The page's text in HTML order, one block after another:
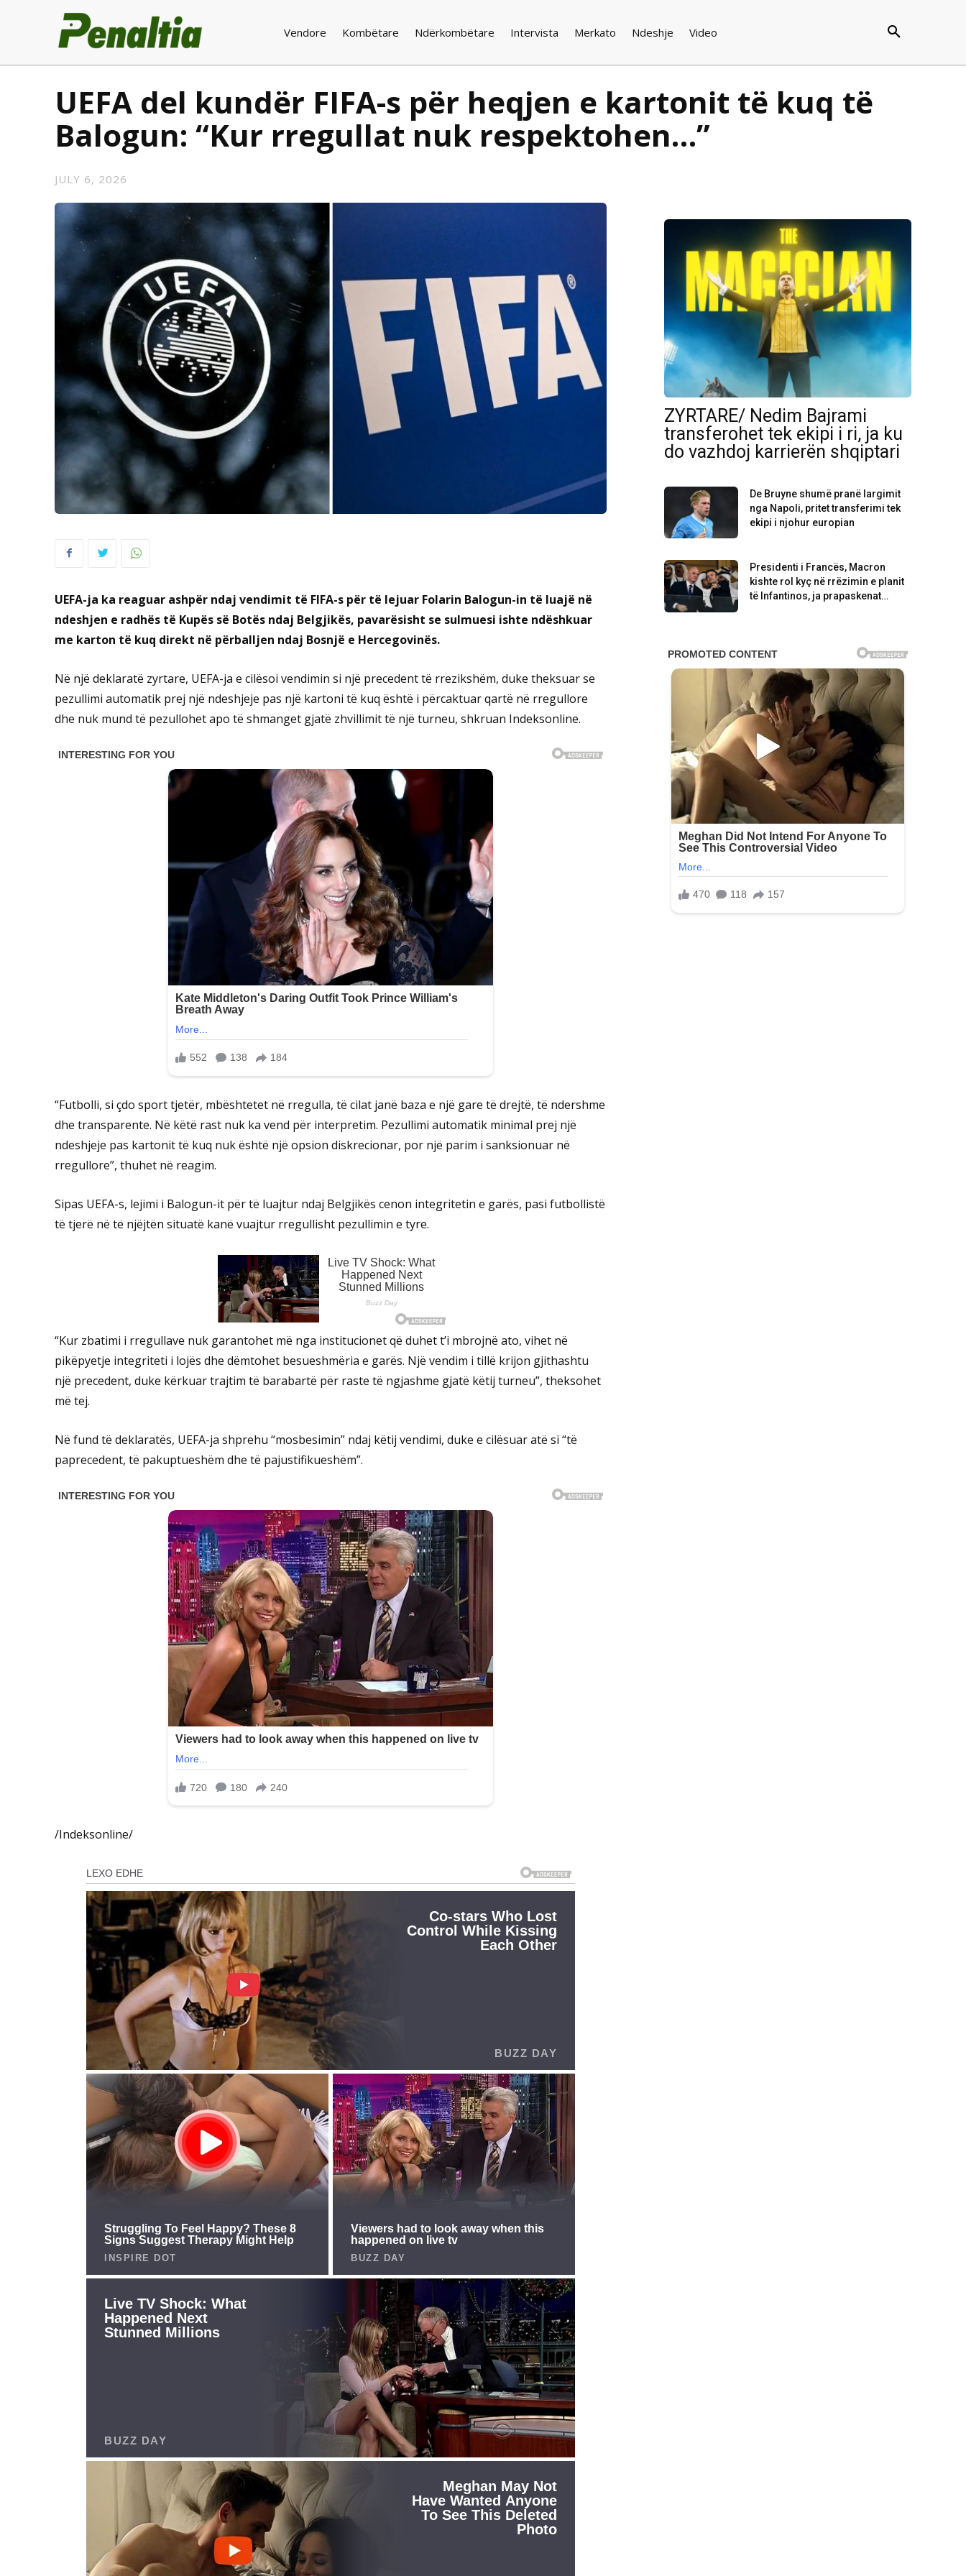
Vendore Kombëtare Ndërkombëtare Intervista Merkato Ndeshje Video
UEFA del kundër FIFA-s për heqjen e kartonit të kuq të
Balogun: “Kur rregullat nuk respektohen…”
JULY 6, 2026
UEFA-ja ka reaguar ashpër ndaj vendimit të FIFA-s për të lejuar Folarin Balogun-in të luajë në
ndeshjen e radhës të Kupës së Botës ndaj Belgjikës, pavarësisht se sulmuesi ishte ndëshkuar
me karton të kuq direkt në përballjen ndaj Bosnjë e Hercegovinës.
Në një deklaratë zyrtare, UEFA-ja e cilësoi vendimin si një precedent të rrezikshëm, duke theksuar se
pezullimi automatik prej një ndeshjeje pas një kartoni të kuq është i përcaktuar qartë në rregullore
dhe nuk mund të pezullohet apo të shmanget gjatë zhvillimit të një turneu, shkruan Indeksonline.
“Futbolli, si çdo sport tjetër, mbështetet në rregulla, të cilat janë baza e një gare të drejtë, të ndershme
dhe transparente. Në këtë rast nuk ka vend për interpretim. Pezullimi automatik minimal prej një
ndeshjeje pas kartonit të kuq nuk është një opsion diskrecionar, por një parim i sanksionuar në
rregullore”, thuhet në reagim.
Sipas UEFA-s, lejimi i Balogun-it për të luajtur ndaj Belgjikës cenon integritetin e garës, pasi futbollistë
të tjerë në të njëjtën situatë kanë vuajtur rregullisht pezullimin e tyre.
“Kur zbatimi i rregullave nuk garantohet më nga institucionet që duhet t’i mbrojnë ato, vihet në
pikëpyetje integriteti i lojës dhe dëmtohet besueshmëria e garës. Një vendim i tillë krijon gjithashtu
një precedent, duke kërkuar trajtim të barabartë për raste të ngjashme gjatë këtij turneu”, theksohet
më tej.
Në fund të deklaratës, UEFA-ja shprehu “mosbesimin” ndaj këtij vendimi, duke e cilësuar atë si “të
paprecedent, të pakuptueshëm dhe të pajustifikueshëm”.
/Indeksonline/
ZYRTARE/ Nedim Bajrami
transferohet tek ekipi i ri, ja ku
do vazhdoj karrierën shqiptari
De Bruyne shumë pranë largimit
nga Napoli, pritet transferimi tek
ekipi i njohur europian
Presidenti i Francës, Macron
kishte rol kyç në rrëzimin e planit
të Infantinos, ja prapaskenat…